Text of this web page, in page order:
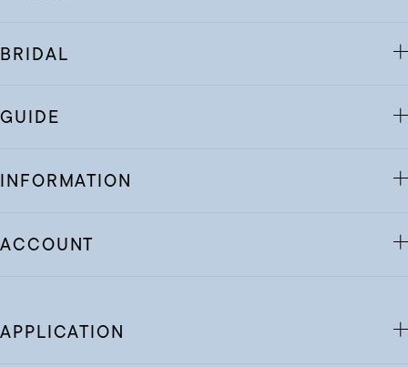
BRIDAL
GUIDE
INFORMATION
ACCOUNT
APPLICATION